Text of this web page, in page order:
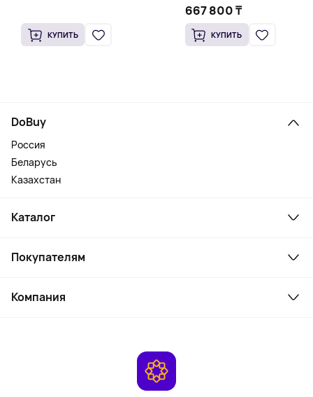
КУПИТЬ
5825U, белый
667 800 ₸
КУПИТЬ
DoBuy
Россия
Беларусь
Казахстан
Каталог
Ноутбуки, мониторы, VR
Парфюмерия и косметика
Покупателям
Как заказать
Компания